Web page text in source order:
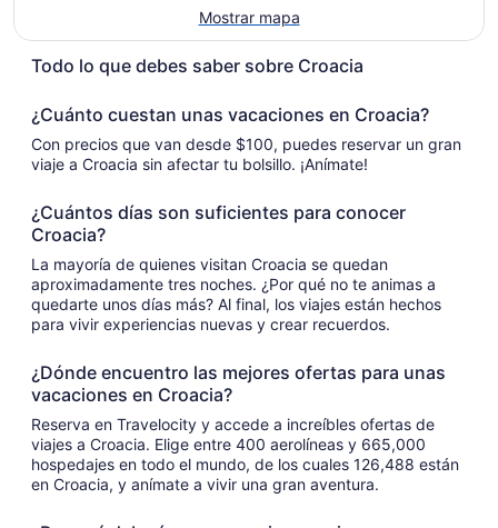
Mostrar mapa
Todo lo que debes saber sobre Croacia
¿Cuánto cuestan unas vacaciones en Croacia?
Con precios que van desde $100, puedes reservar un gran
viaje a Croacia sin afectar tu bolsillo. ¡Anímate!
¿Cuántos días son suficientes para conocer
Croacia?
La mayoría de quienes visitan Croacia se quedan
aproximadamente tres noches. ¿Por qué no te animas a
quedarte unos días más? Al final, los viajes están hechos
para vivir experiencias nuevas y crear recuerdos.
¿Dónde encuentro las mejores ofertas para unas
vacaciones en Croacia?
Reserva en Travelocity y accede a increíbles ofertas de
viajes a Croacia. Elige entre 400 aerolíneas y 665,000
hospedajes en todo el mundo, de los cuales 126,488 están
en Croacia, y anímate a vivir una gran aventura.